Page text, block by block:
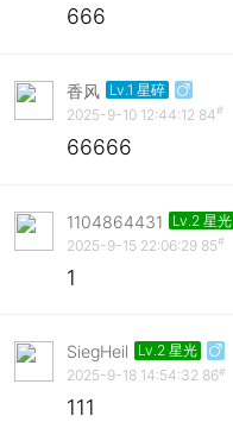
666
香风 Lv.1 星碎
2025-9-10 12:44:12 84#
66666
1104864431
Lv.2 星光
2025-9-15 22:06:29 85#
1
SiegHeil
Lv.2 星光
2025-9-18 14:54:32 86#
111